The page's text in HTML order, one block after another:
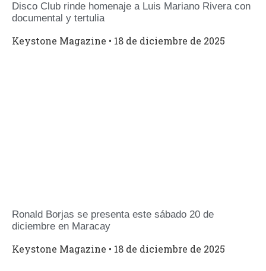
Disco Club rinde homenaje a Luis Mariano Rivera con
documental y tertulia
Keystone Magazine 18 de diciembre de 2025
Ronald Borjas se presenta este sábado 20 de
diciembre en Maracay
Keystone Magazine 18 de diciembre de 2025